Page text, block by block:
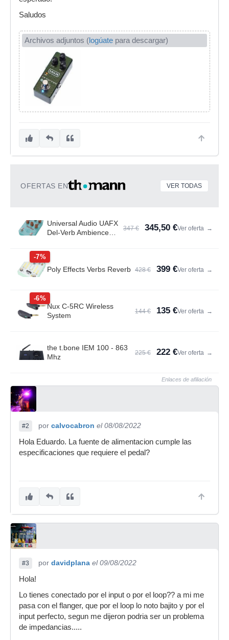
Saludos
Archivos adjuntos (logúate para descargar)
OFERTAS EN VER TODAS
Universal Audio UAFX
Del-Verb Ambience
347 € 345,50 €Ver oferta →
-7%
Poly Effects Verbs Reverb 428 € 399 €Ver oferta →
-6%
Nux C-5RC Wireless
System
144 € 135 €Ver oferta →
the t.bone IEM 100 - 863
Mhz
225 € 222 €Ver oferta →
Enlaces de afiliación
#2 por calvocabron el 08/08/2022
Hola Eduardo. La fuente de alimentacion cumple las
especificaciones que requiere el pedal?
#3 por davidplana el 09/08/2022
Hola!
Lo tienes conectado por el input o por el loop?? a mi me
pasa con el flanger, que por el loop lo noto bajito y por el
input perfecto, segun me dijeron podria ser un problema
de impedancias.....